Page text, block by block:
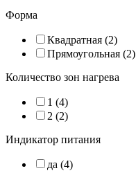
Форма
Квадратная (2)
Прямоугольная (2)
Количество зон нагрева
1 (4)
2 (2)
Индикатор питания
да (4)